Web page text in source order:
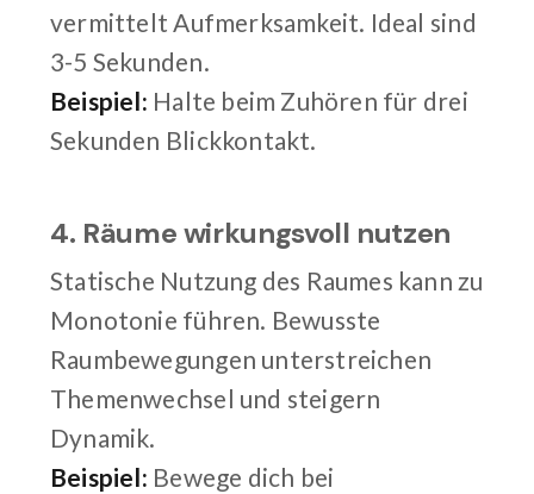
vermittelt Aufmerksamkeit. Ideal sind
3-5 Sekunden.
Beispiel: Halte beim Zuhören für drei
Sekunden Blickkontakt.
4. Räume wirkungsvoll nutzen
Statische Nutzung des Raumes kann zu
Monotonie führen. Bewusste
Raumbewegungen unterstreichen
Themenwechsel und steigern
Dynamik.
Beispiel: Bewege dich bei